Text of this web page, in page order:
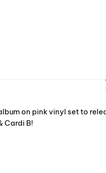
on pink vinyl set to
Cardi B!